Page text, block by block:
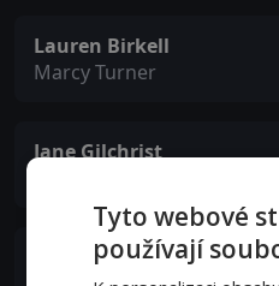
Lauren Birkell
Marcy Turner
Jane Gilchrist
Catherine Colvey
Tyto webové
používají